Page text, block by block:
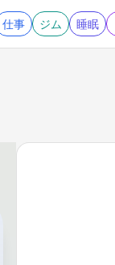
仕事 ジム 睡眠